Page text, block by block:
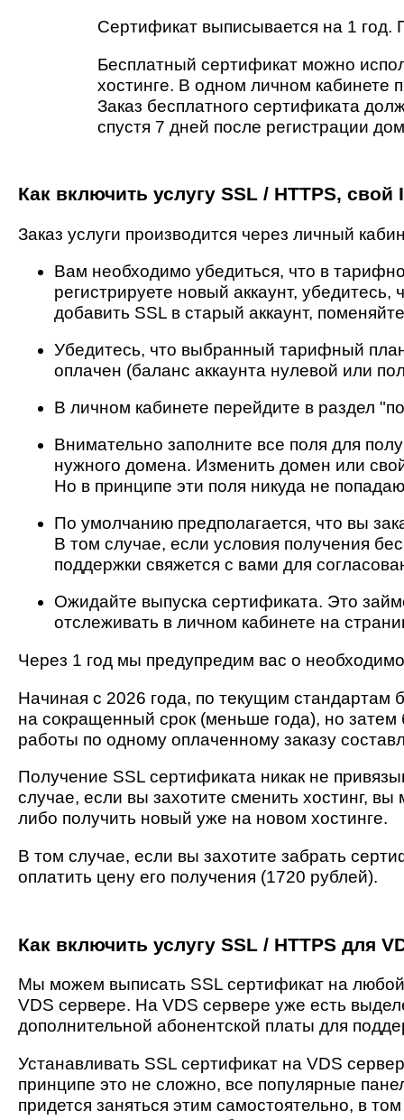
Сертификат выписывается на 1
Бесплатный сертификат можно
хостинге. В одном личном кабинете
Заказ бесплатного сертификата
спустя 7 дней после регистрации
Как включить услугу SSL / HTTPS,
Заказ услуги производится через личный
Вам необходимо убедиться, что в
регистрируете новый аккаунт,
добавить SSL в старый аккаунт,
Убедитесь, что выбранный тарифный
оплачен (баланс аккаунта нулевой или
В личном кабинете перейдите в раздел
Внимательно заполните все поля для
нужного домена. Изменить домен или
Но в принципе эти поля никуда не
По умолчанию предполагается, что вы
В том случае, если условия получения
поддержки свяжется с вами для
Ожидайте выпуска сертификата. Это
отслеживать в личном кабинете на
Через 1 год мы предупредим вас о
Начиная с 2026 года, по текущим стандартам
на сокращенный срок (меньше года), но
работы по одному оплаченному заказу
Получение SSL сертификата никак не
случае, если вы захотите сменить хостинг,
либо получить новый уже на новом хостинге.
В том случае, если вы захотите забрать
оплатить цену его получения (1720 рублей).
Как включить услугу SSL / HTTPS для
Мы можем выписать SSL сертификат на
VDS сервере. На VDS сервере уже есть
дополнительной абонентской платы для
Устанавливать SSL сертификат на VDS
принципе это не сложно, все популярные
придется заняться этим самостоятельно, в